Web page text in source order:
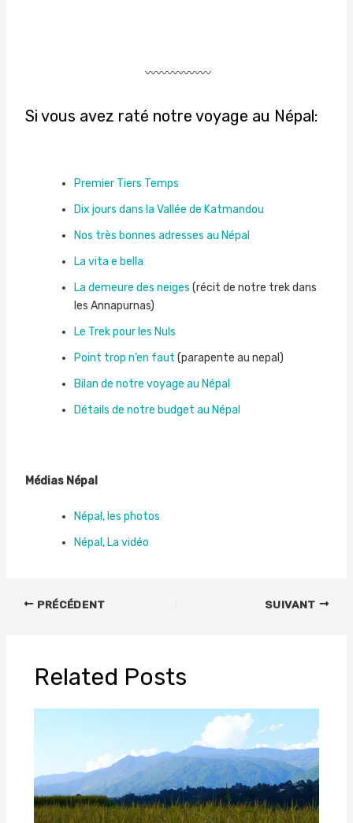
〰〰〰〰〰〰
Si vous avez raté notre voyage au Népal:
Premier Tiers Temps
Dix jours dans la Vallée de Katmandou
Nos très bonnes adresses au Népal
La vita e bella
La demeure des neiges (récit de notre trek dans
les Annapurnas)
Le Trek pour les Nuls
Point trop n’en faut (parapente au nepal)
Bilan de notre voyage au Népal
Détails de notre budget au Népal
Médias Népal
Népal, les photos
Népal, La vidéo
PRÉCÉDENT SUIVANT
Related Posts